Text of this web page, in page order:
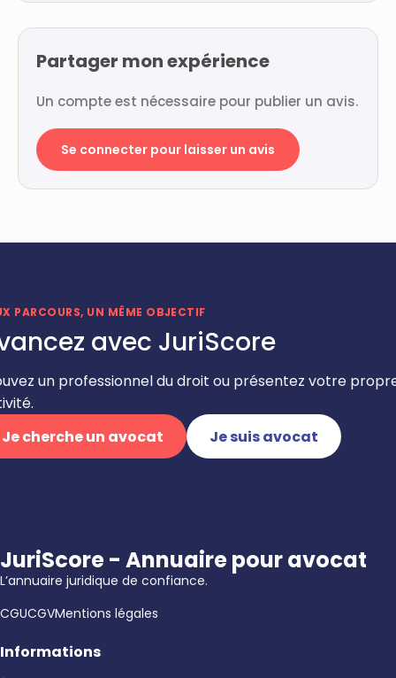
Partager mon expérience
Un compte est nécessaire pour publier un avis.
Se connecter pour laisser un avis
PARCOURS, UN MÊME OBJECTIF
avec JuriScore
un professionnel du droit ou présentez votre
Je cherche un avocat
Je suis avocat
JuriScore - Annuaire pour avocat
L’annuaire juridique de confiance.
CGUCGVMentions légales
Informations